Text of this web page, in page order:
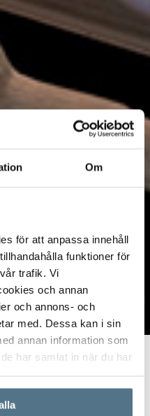
Om
för att anpassa innehåll
funktioner för
trafik. Vi
och annan
och annons- och
med. Dessa kan i sin
annan information som
har samlat in när du har
bostad